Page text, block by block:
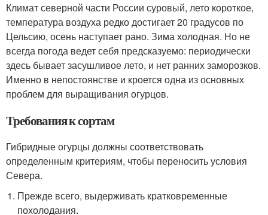
Климат северной части России суровый, лето короткое,
температура воздуха редко достигает 20 градусов по
Цельсию, осень наступает рано. Зима холодная. Но не
всегда погода ведет себя предсказуемо: периодически
здесь бывает засушливое лето, и нет ранних заморозков.
Именно в непостоянстве и кроется одна из основных
проблем для выращивания огурцов.
Требования к сортам
Гибридные огурцы должны соответствовать
определенным критериям, чтобы переносить условия
Севера.
Прежде всего, выдерживать кратковременные
похолодания.